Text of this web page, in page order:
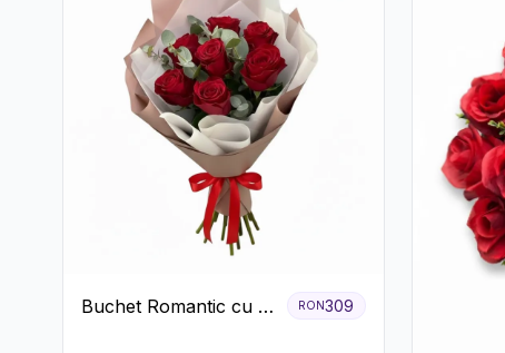
Buchet Romantic cu 9
RON309